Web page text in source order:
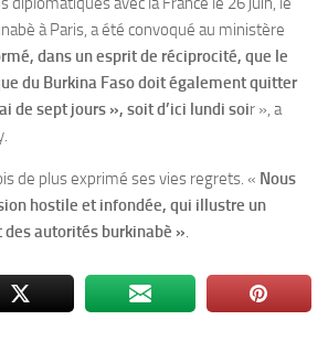
à Paris, a été convoqué au ministère
dans un esprit de réciprocité, que le
du Burkina Faso doit également quitter
de sept jours », soit d’ici lundi soir », a
de plus exprimé ses vies regrets. « Nous
hostile et infondée, qui illustre un
autorités burkinabè »